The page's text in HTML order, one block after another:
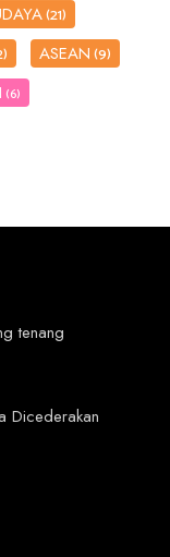
(21)
ASEAN(9)
(6)
tenang
Dicederakan